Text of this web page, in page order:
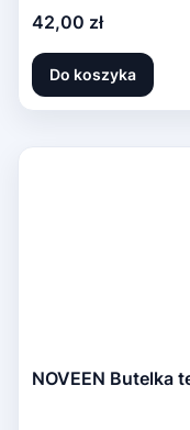
Cena
42,00 zł
Do koszyka
NOVEEN Butelka